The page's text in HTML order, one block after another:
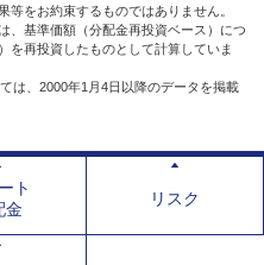
をお約束するものではありません。
、基準価額（分配金再投資ベース）につ
を再投資したものとして計算していま
は、2000年1月4日以降のデータを掲載
ト
金
リスク